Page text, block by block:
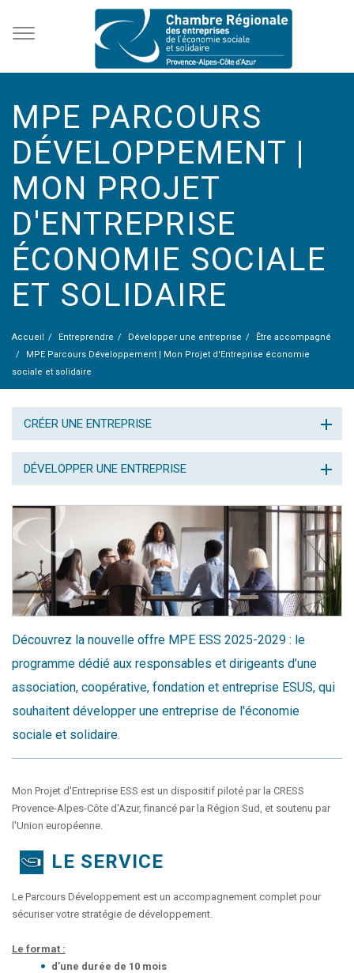
MPE PARCOURS
DÉVELOPPEMENT |
MON PROJET
D'ENTREPRISE
ÉCONOMIE SOCIALE
ET SOLIDAIRE
Accueil Entreprendre Développer une entreprise
Être accompagné
MPE Parcours Développement | Mon Projet d'Entreprise économie
sociale et solidaire
CRÉER UNE ENTREPRISE
DÉVELOPPER UNE ENTREPRISE
Découvrez la nouvelle offre MPE ESS 2025-2029 : le
programme dédié aux responsables et dirigeants d’une
association, coopérative, fondation et entreprise ESUS, qui
souhaitent développer une entreprise de l'économie
sociale et solidaire.
Mon Projet d'Entreprise ESS est un dispositif piloté par la CRESS
Provence-Alpes-Côte d'Azur, financé par la Région Sud, et soutenu par
l'Union européenne.
LE SERVICE
Le Parcours Développement est un accompagnement complet pour
sécuriser votre stratégie de développement.
Le format :
d’une durée de 10 mois